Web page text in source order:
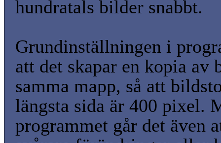
hundratals bilder snabbt.
Grundinställningen i
att det skapar en kopia av
samma mapp, så att
längsta sida är 400 pixel.
programmet går det även